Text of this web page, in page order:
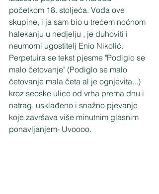
početkom 18. stoljeća. Vođa ove
skupine, i ja sam bio u trećem noćnom
halekanju u nedjelju , je duhoviti i
neumorni ugostitelj Enio Nikolić.
Perpetuira se tekst pjesme "Podiglo se
malo četovanje" (Podiglo se malo
četovanje mala četa al je ognjevita...)
kroz seoske ulice od vrha prema dnu i
natrag, usklađeno i snažno pjevanje
koje završava više minutnim glasnim
ponavljanjem- Uvoooo.